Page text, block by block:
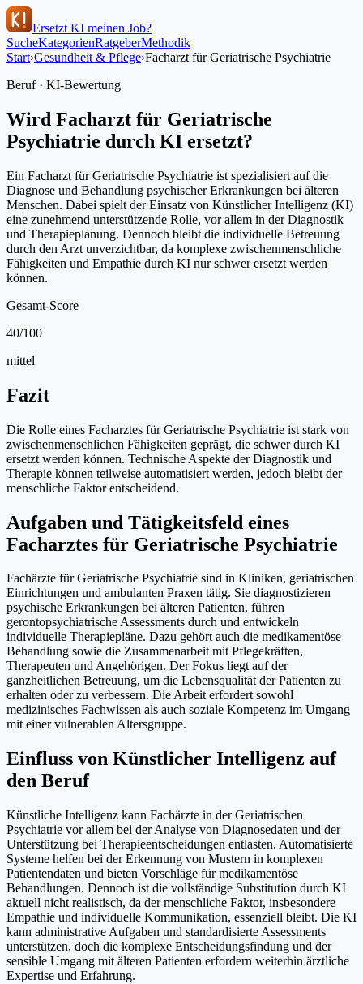
Ersetzt KI meinen Job?
SucheKategorienRatgeberMethodik
Start›Gesundheit & Pflege›Facharzt für Geriatrische Psychiatrie
Beruf · KI-Bewertung
Wird Facharzt für Geriatrische
Psychiatrie durch KI ersetzt?
Ein Facharzt für Geriatrische Psychiatrie ist spezialisiert auf die
Diagnose und Behandlung psychischer Erkrankungen bei älteren
Menschen. Dabei spielt der Einsatz von Künstlicher Intelligenz (KI)
eine zunehmend unterstützende Rolle, vor allem in der Diagnostik
und Therapieplanung. Dennoch bleibt die individuelle Betreuung
durch den Arzt unverzichtbar, da komplexe zwischenmenschliche
Fähigkeiten und Empathie durch KI nur schwer ersetzt werden
können.
Gesamt-Score
40/100
mittel
Fazit
Die Rolle eines Facharztes für Geriatrische Psychiatrie ist stark von
zwischenmenschlichen Fähigkeiten geprägt, die schwer durch KI
ersetzt werden können. Technische Aspekte der Diagnostik und
Therapie können teilweise automatisiert werden, jedoch bleibt der
menschliche Faktor entscheidend.
Aufgaben und Tätigkeitsfeld eines
Facharztes für Geriatrische Psychiatrie
Fachärzte für Geriatrische Psychiatrie sind in Kliniken, geriatrischen
Einrichtungen und ambulanten Praxen tätig. Sie diagnostizieren
psychische Erkrankungen bei älteren Patienten, führen
gerontopsychiatrische Assessments durch und entwickeln
individuelle Therapiepläne. Dazu gehört auch die medikamentöse
Behandlung sowie die Zusammenarbeit mit Pflegekräften,
Therapeuten und Angehörigen. Der Fokus liegt auf der
ganzheitlichen Betreuung, um die Lebensqualität der Patienten zu
erhalten oder zu verbessern. Die Arbeit erfordert sowohl
medizinisches Fachwissen als auch soziale Kompetenz im Umgang
mit einer vulnerablen Altersgruppe.
Einfluss von Künstlicher Intelligenz auf
den Beruf
Künstliche Intelligenz kann Fachärzte in der Geriatrischen
Psychiatrie vor allem bei der Analyse von Diagnosedaten und der
Unterstützung bei Therapieentscheidungen entlasten. Automatisierte
Systeme helfen bei der Erkennung von Mustern in komplexen
Patientendaten und bieten Vorschläge für medikamentöse
Behandlungen. Dennoch ist die vollständige Substitution durch KI
aktuell nicht realistisch, da der menschliche Faktor, insbesondere
Empathie und individuelle Kommunikation, essenziell bleibt. Die KI
kann administrative Aufgaben und standardisierte Assessments
unterstützen, doch die komplexe Entscheidungsfindung und der
sensible Umgang mit älteren Patienten erfordern weiterhin ärztliche
Expertise und Erfahrung.